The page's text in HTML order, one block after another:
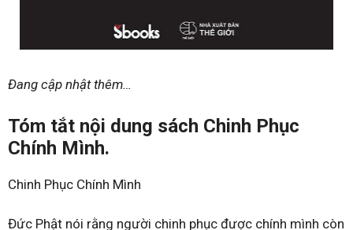
Đang cập nhật thêm…
Tóm tắt nội dung sách Chinh Phục
Chính Mình.
Chinh Phục Chính Mình
Đức Phật nói rằng người chinh phục được chính mình còn